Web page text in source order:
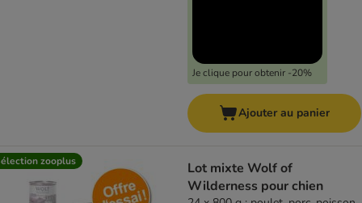
Je clique pour obtenir -20%
Ajouter au panier
zooplus
Lot mixte Wolf of
Wilderness pour chien